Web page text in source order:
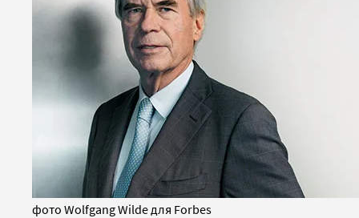
фото Wolfgang Wildе для Forbes